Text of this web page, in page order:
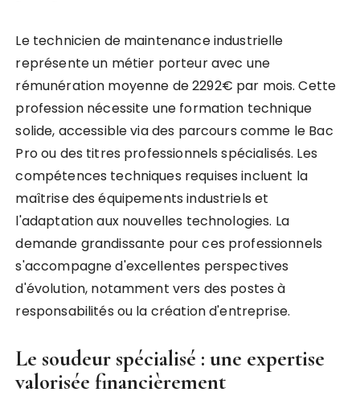
Le technicien de maintenance industrielle
représente un métier porteur avec une
rémunération moyenne de 2292€ par mois. Cette
profession nécessite une formation technique
solide, accessible via des parcours comme le Bac
Pro ou des titres professionnels spécialisés. Les
compétences techniques requises incluent la
maîtrise des équipements industriels et
l'adaptation aux nouvelles technologies. La
demande grandissante pour ces professionnels
s'accompagne d'excellentes perspectives
d'évolution, notamment vers des postes à
responsabilités ou la création d'entreprise.
Le soudeur spécialisé : une expertise
valorisée financièrement